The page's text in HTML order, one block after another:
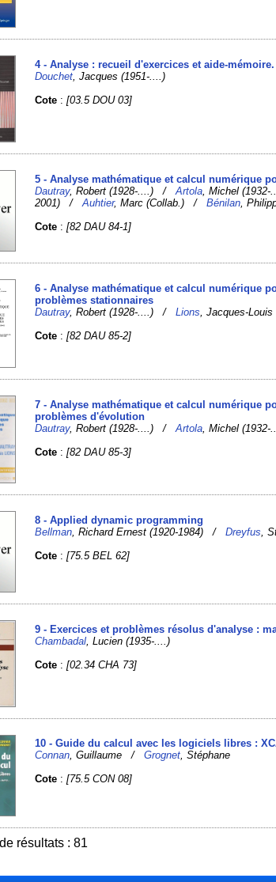
4 - Analyse : recueil d'exercices et aide-
Douchet , Jacques (1951-....)
Cote :[03.5 DOU 03]
5 - Analyse mathématique et calcul numérique
Dautray, Robert (1928-....) /Artola, Michel
2001) /Auhtier, Marc (Collab.) /Bénilan,
Cote :[82 DAU 84-1]
6 - Analyse mathématique et calcul numérique
problèmes stationnaires
Dautray, Robert (1928-....) /Lions , Jacques-
Cote :[82 DAU 85-2]
7 - Analyse mathématique et calcul numérique
problèmes d'évolution
Dautray, Robert (1928-....) /Artola , Michel
Cote :[82 DAU 85-3]
8 - Applied dynamic programming
Bellman, Richard Ernest (1920-1984) /Dreyfus,
Cote :[75.5 BEL 62]
9 - Exercices et problèmes résolus d'analyse :
Chambadal , Lucien (1935-....)
Cote :[02.34 CHA 73]
10 - Guide du calcul avec les logiciels libres :
Connan, Guillaume /Grognet, Stéphane
Cote :[75.5 CON 08]
résultats : 81